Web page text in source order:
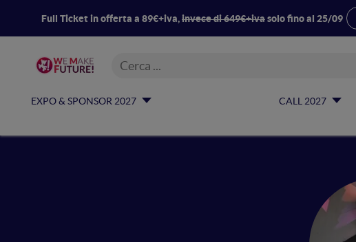
Full Ticket in offerta a 89€+iva,invece di 649€+ivasolo fino al 25/09
EXPO & SPONSOR 2027 CALL 2027